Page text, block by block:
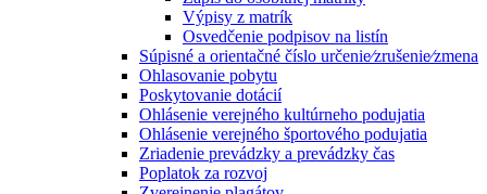
Výpisy z matrík
Osvedčenie podpisov na listín
Súpisné a orientačné číslo určenie⁄zrušenie⁄zmena
Ohlasovanie pobytu
Poskytovanie dotácií
Ohlásenie verejného kultúrneho podujatia
Ohlásenie verejného športového podujatia
Zriadenie prevádzky a prevádzky čas
Poplatok za rozvoj